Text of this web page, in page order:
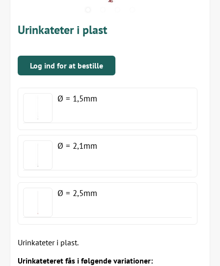
Urinkateter i plast
Log ind for at bestille
Ø = 1,5mm
Ø = 2,1mm
Ø = 2,5mm
Urinkateter i plast.
Urinkateteret fås i følgende variationer: